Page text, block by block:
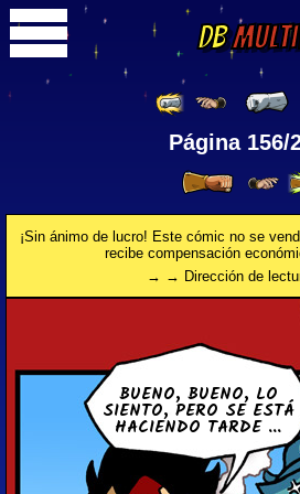
DB
Página 156/
¡Sin ánimo de lucro! Este cómic no se
recibe compensación
→ → Dirección de
BUENO, BUENO, LO
SIENTO, PERO SE ESTÁ
HA­CIE­N­DO TARDE ...